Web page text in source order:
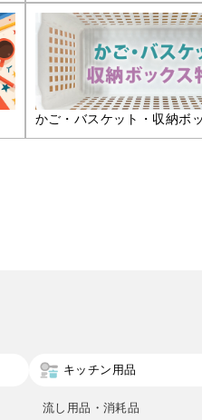
かご・バスケット・収納ボ
キッチン用品
流し用品・消耗品